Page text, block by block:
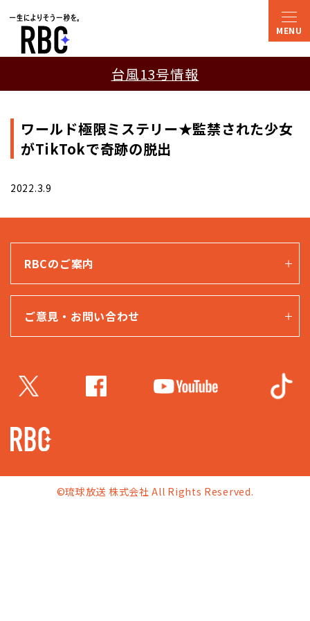
台風13号情報
ワールド極限ミステリー★監禁された少女
がTikTokで奇跡の脱出
2022.3.9
RBCのご案内
ご意見・お問い合わせ
©琉球放送 株式会社 All Rights Reserved.